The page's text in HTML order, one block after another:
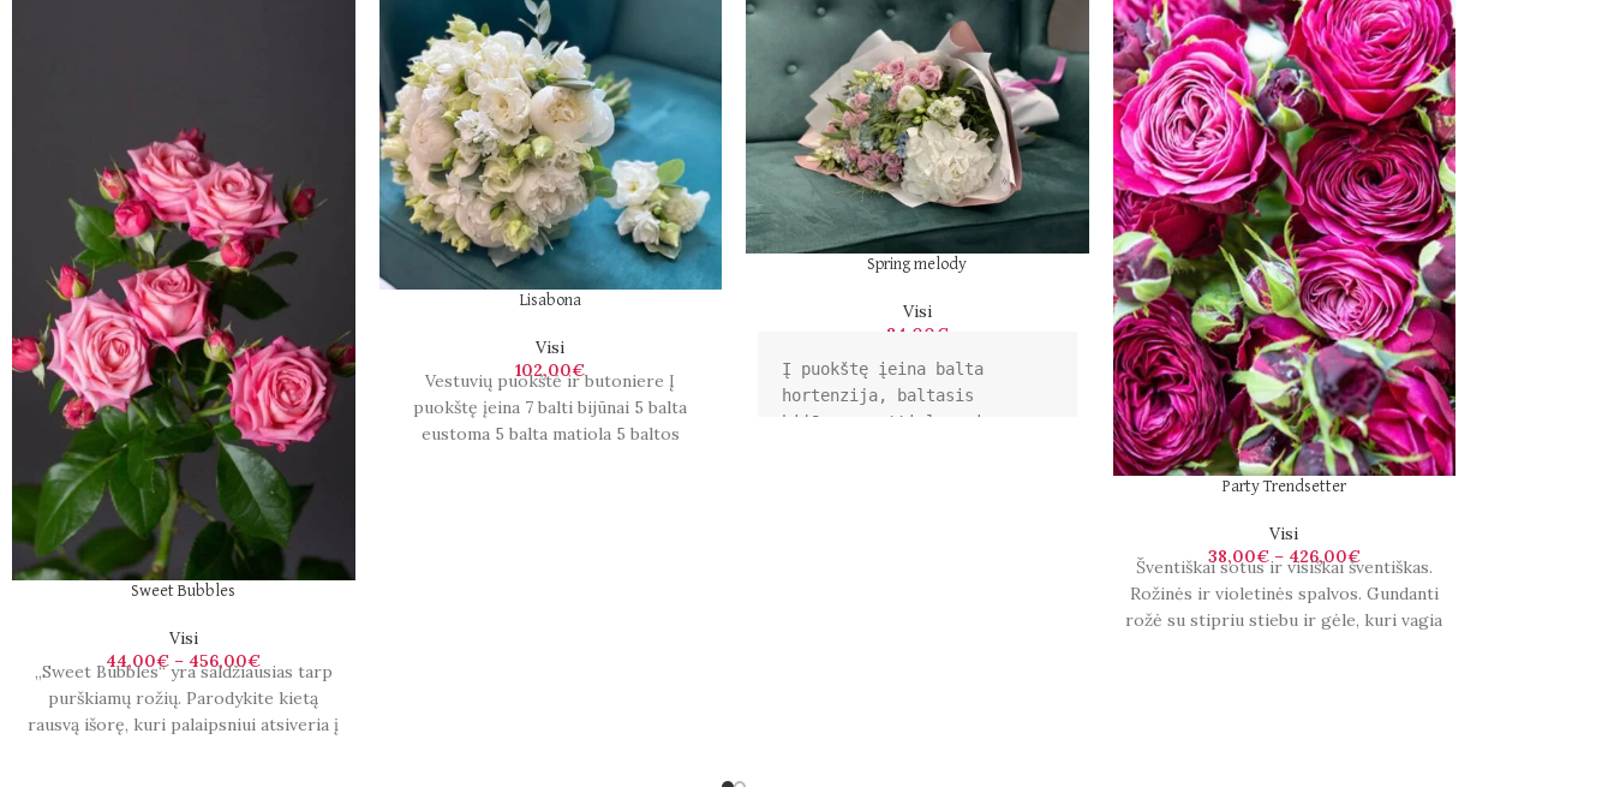
Sweet Bubbles
Visi
44,00€ – 456,00€
„Sweet Bubbles“ yra saldžiausias tarp
purškiamų rožių. Parodykite kietą
rausvą išorę, kuri palaipsniui atsiveria į
Lisabona
Visi
102,00€
Vestuvių puokštė ir butoniere Į
puokštę įeina 7 balti bijūnai 5 balta
eustoma 5 balta matiola 5 baltos
Spring melody
Visi
84,00€
Į puokštę įeina balta
hortenzija, baltasis
bijūnas, mattiola, vip
Party Trendsetter
Visi
38,00€ – 426,00€
Šventiškai sotus ir visiškai šventiškas.
Rožinės ir violetinės spalvos. Gundanti
rožė su stipriu stiebu ir gėle, kuri vagia